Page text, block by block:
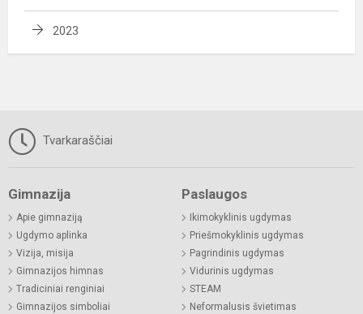
2023
Tvarkaraščiai
Gimnazija
Apie gimnaziją
Ugdymo aplinka
Vizija, misija
Gimnazijos himnas
Tradiciniai renginiai
Gimnazijos simboliai
Paslaugos
Ikimokyklinis ugdymas
Priešmokyklinis ugdymas
Pagrindinis ugdymas
Vidurinis ugdymas
STEAM
Neformalusis švietimas